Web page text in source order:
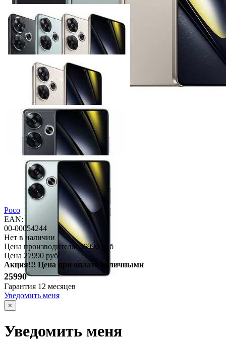
Poco
EAN:
00-00054244
Нет в наличии
Цена производителя:36990 руб
Цена 27990 руб
Акция!!! Цена при оплате наличными
25990
Гарантия 12 месяцев
Уведомить меня
×
Уведомить меня